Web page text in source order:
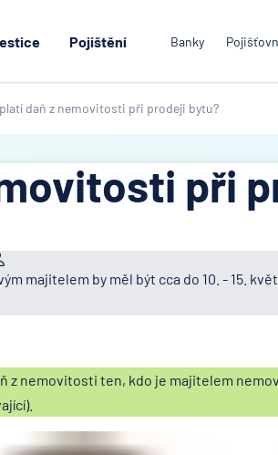
Pojištění Banky
daň z nemovitosti při prodeji bytu?
při
majitelem by měl být cca do 10. - 15.
z nemovitosti ten, kdo je majitelem